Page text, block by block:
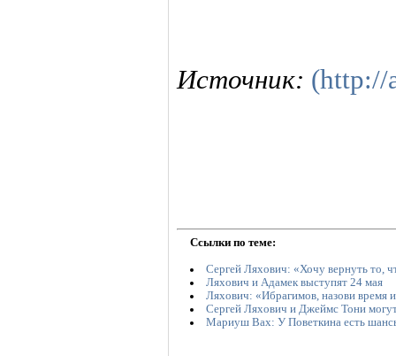
Источник: (http://
Ссылки по теме:
Сергей Ляхович: «Хочу вернуть то,
Ляхович и Адамек выступят 24 мая
Ляхович: «Ибрагимов, назови время
Сергей Ляхович и Джеймс Тони
Мариуш Вах: У Поветкина есть